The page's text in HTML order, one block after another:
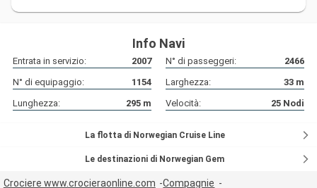
Info Navi
Entrata in servizio: 2007 N° di passeggeri:
2466
N° di equipaggio:
1154 Larghezza: 33 m
Lunghezza:
295 m Velocità: 25 Nodi
La flotta di Norwegian Cruise Line
Le destinazioni di Norwegian Gem
Crociere www.crocieraonline.com
Compagnie